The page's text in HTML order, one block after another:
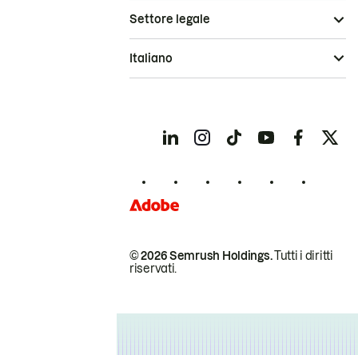
© 2026 Semrush Holdings.Tutti i diritti
riservati.
Settore legale
Italiano